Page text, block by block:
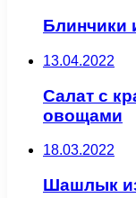
Блинчики
13.04.2022
Салат с
овощами
18.03.2022
Шашлык